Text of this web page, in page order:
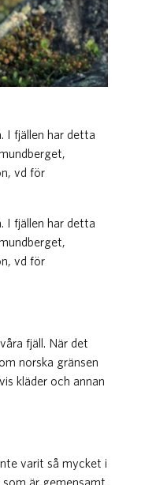
I fjällen har detta
vd för
I fjällen har detta
vd för
fjäll. När det
norska gränsen
kläder och annan
varit så mycket i
är gemensamt